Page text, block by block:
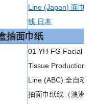
Line (Japan) 面巾纸
线 日本
抽面巾纸
01 YH-FG Facial
Tissue Production
Line (ABC) 全自动盒
抽面巾纸线（澳洲